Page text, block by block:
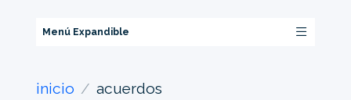
Menú Expandible
inicio
acuerdos